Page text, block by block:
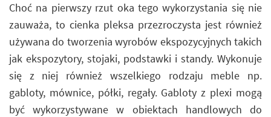
Choć na pierwszy rzut oka tego wykorzystania się nie
zauważa, to cienka pleksa przezroczysta jest również
używana do tworzenia wyrobów ekspozycyjnych takich
jak ekspozytory, stojaki, podstawki i standy. Wykonuje
się z niej również wszelkiego rodzaju meble np.
gabloty, mównice, półki, regały. Gabloty z plexi mogą
być wykorzystywane w obiektach handlowych do